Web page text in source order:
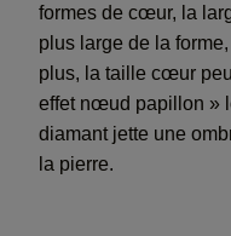
formes de cœur, la
plus large de la
plus, la taille cœur
effet nœud papillon »
diamant jette une
la pierre.